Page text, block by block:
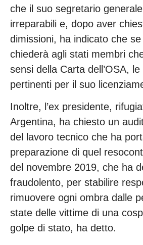
che il suo segretario
irreparabili e, dopo aver
dimissioni, ha indicato che
chiederà agli stati membri
sensi della Carta dell’OSA,
pertinenti per il suo
Inoltre, l’ex presidente,
Argentina, ha chiesto un
del lavoro tecnico che ha
preparazione di quel
del novembre 2019, che ha
fraudolento, per stabilire
rimuovere ogni ombra dalle
state delle vittime di una
golpe di stato, ha detto.